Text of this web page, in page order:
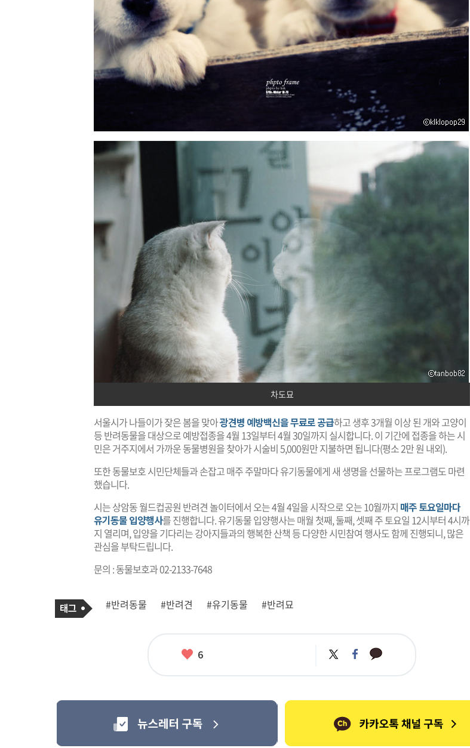
차도묘
서울시가 나들이가 잦은 봄을 맞아광견병 예방백신을 무료로 공급하고 생후 3개월 이상 된 개와 고양이
등 반려동물을 대상으로 예방접종을 4월 13일부터 4월 30일까지 실시합니다. 이 기간에 접종을 하는 시
민은 거주지에서 가까운 동물병원을 찾아가 시술비 5,000원만 지불하면 됩니다(평소 2만 원 내외).
또한 동물보호 시민단체들과 손잡고 매주 주말마다 유기동물에게 새 생명을 선물하는 프로그램도 마련
했습니다.
시는 상암동 월드컵공원 반려견 놀이터에서 오는 4월 4일을 시작으로 오는 10월까지 매주 토요일마다
유기동물 입양행사를 진행합니다. 유기동물 입양행사는 매월 첫째, 둘째, 셋째 주 토요일 12시부터 4시까
지 열리며, 입양을 기다리는 강아지들과의 행복한 산책 등 다양한 시민참여 행사도 함께 진행되니, 많은
관심을 부탁드립니다.
문의 : 동물보호과 02-2133-7648
사
태
그
#반려동물 #반려견 #유기동물 #반려묘
좋
6 트
위
페
이
카
카